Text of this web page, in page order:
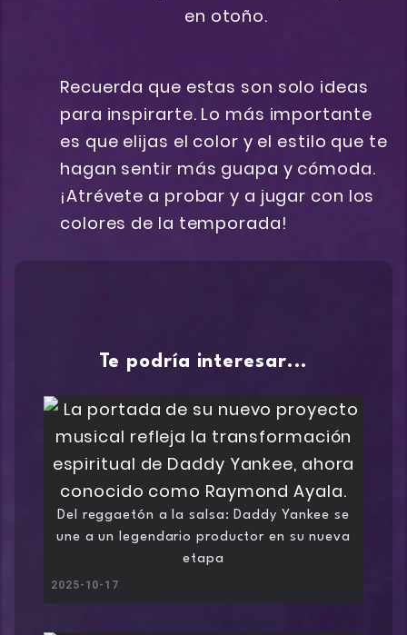
Recuerda que estas son solo ideas
para inspirarte. Lo más importante
es que elijas el color y el estilo que te
hagan sentir más guapa y cómoda.
¡Atrévete a probar y a jugar con los
colores de la temporada!
Te podría interesar...
Del reggaetón a la salsa: Daddy Yankee se
une a un legendario productor en su nueva
etapa
2025-10-17